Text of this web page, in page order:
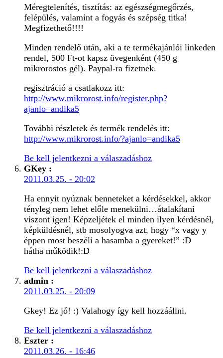
Méregtelenítés, tisztítás: az egészségmegőrzés,
felépülés, valamint a fogyás és szépség titka!
Megfizethető!!!!
Minden rendelő után, aki a te termékajánlói linkeden
rendel, 500 Ft-ot kapsz üvegenként (450 g
mikrorostos gél). Paypal-ra fizetnek.
regisztráció a csatlakozz itt:
http://www.mikrorost.info/register.php?
ajanlo=andika5
További részletek és termék rendelés itt:
http://www.mikrorost.info/?ajanlo=andika5
Be kell jelentkezni a válaszadáshoz
GKey :
2011.03.25. - 20:02
Ha ennyit nyúznak benneteket a kérdésekkel, akkor
tényleg nem lehet előle menekülni…átalakítani
viszont igen! Képzeljétek el minden ilyen kérdésnél,
képküldésnél, stb mosolyogva azt, hogy “x vagy y
éppen most beszéli a hasamba a gyereket!” :D
hátha működik!:D
Be kell jelentkezni a válaszadáshoz
admin :
2011.03.25. - 20:09
Gkey! Ez jó! :) Valahogy így kell hozzáállni.
Be kell jelentkezni a válaszadáshoz
Eszter :
2011.03.26. - 16:46